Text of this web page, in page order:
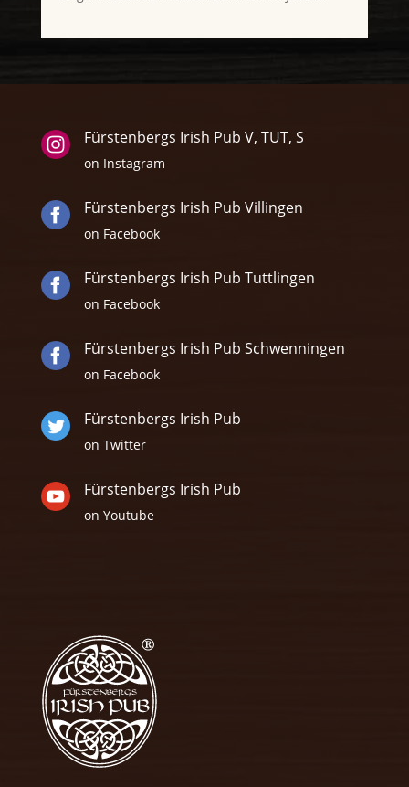
Fürstenbergs Irish Pub V, TUT, S
on Instagram
Fürstenbergs Irish Pub Villingen
on Facebook
Fürstenbergs Irish Pub Tuttlingen
on Facebook
Fürstenbergs Irish Pub Schwenningen
on Facebook
Fürstenbergs Irish Pub
on Twitter
Fürstenbergs Irish Pub
on Youtube